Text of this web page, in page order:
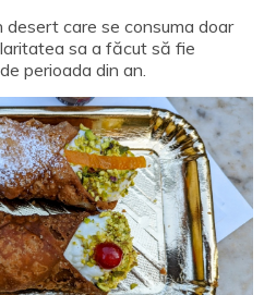
care se consuma doar
sa a făcut să fie
perioada din an.